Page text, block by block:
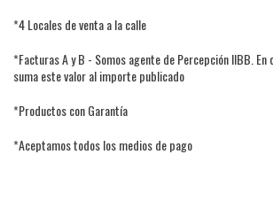
*4 Locales de venta a la calle
*Facturas A y B - Somos agente de Percepción IIBB. En
suma este valor al importe publicado
*Productos con Garantía
*Aceptamos todos los medios de pago